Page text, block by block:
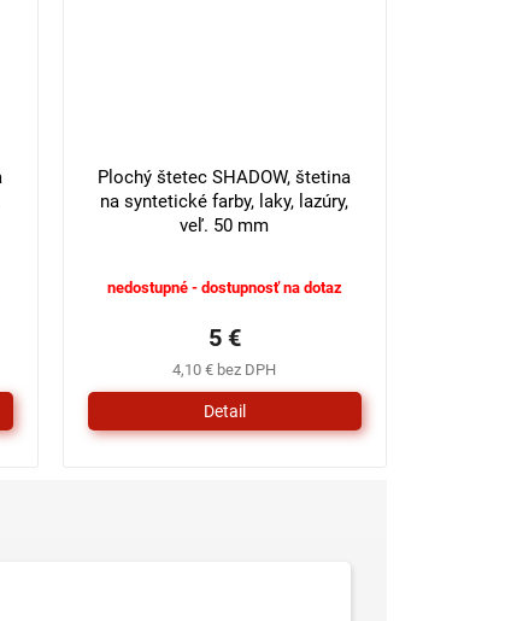
Plochý štetec SHADOW, štetina
na syntetické farby, laky, lazúry,
veľ. 50 mm
nedostupné - dostupnosť na dotaz
4,10 € bez DPH
5 €
Detail